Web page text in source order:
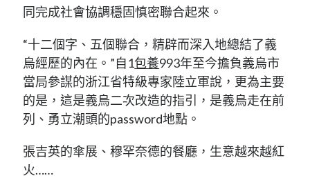
同完成社會協調穩固慎密聯合起來。
“十二個字、五個聯合，精辟而深入地總結了義
烏經歷的內在。”自1包養993年至今擔負義烏市
當局參謀的浙江省特級專家陸立軍說，更為主要
的是，這是義烏二次改造的指引，是義烏走在前
列、勇立潮頭的password地點。
張吉英的傘展、穆罕奈德的餐廳，生意越來越紅
火……